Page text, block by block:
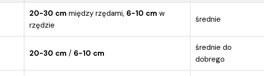
20-30 cm między rzędami, 6-10 cm w
rzędzie
średnie
20-30 cm / 6-10 cm
średnie do
dobrego